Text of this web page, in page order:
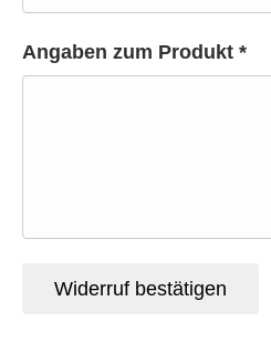
Angaben zum Produkt *
Widerruf bestätigen